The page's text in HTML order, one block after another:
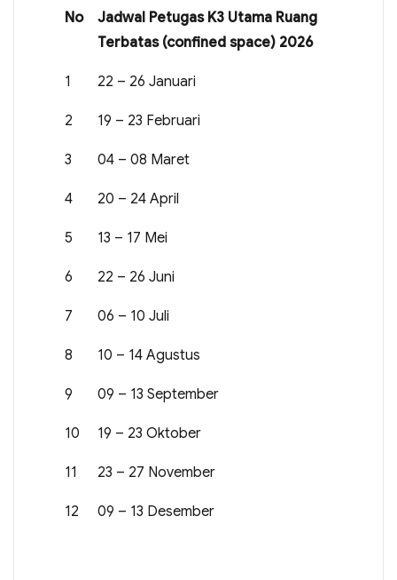
No
Jadwal Petugas K3 Utama Ruang
Terbatas (confined space) 2026
1 22 – 26 Januari
2 19 – 23 Februari
3 04 – 08 Maret
4 20 – 24 April
5 13 – 17 Mei
6 22 – 26 Juni
7 06 – 10 Juli
8 10 – 14 Agustus
9 09 – 13 September
10 19 – 23 Oktober
11 23 – 27 November
12 09 – 13 Desember